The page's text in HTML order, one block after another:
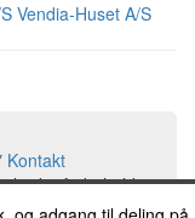
Vendia-Huset A/S
Kontakt
forbeholdes.
06